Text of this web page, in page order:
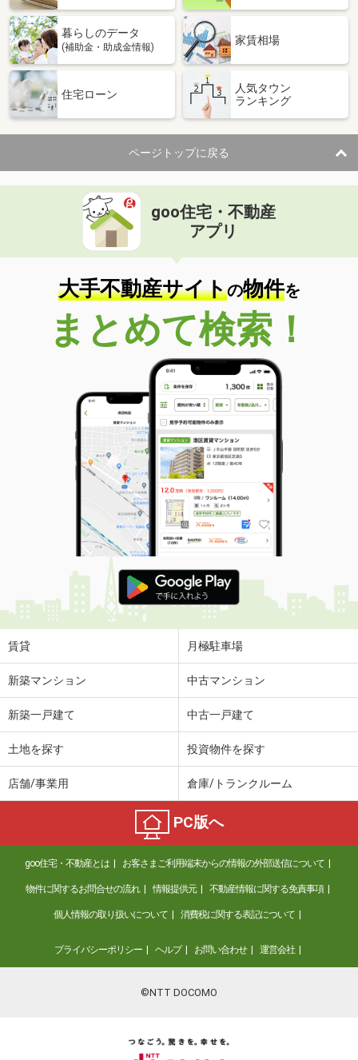
暮らしのデータ
(補助金・助成金情報)
家賃相場
住宅ローン
人気タウン
ランキング
ページトップに戻る
goo住宅・不動産
アプリ
大手不動産サイトの物件を
まとめて検索！
賃貸 月極駐車場
新築マンション 中古マンション
新築一戸建て 中古一戸建て
土地を探す 投資物件を探す
店舗/事業用 倉庫/トランクルーム
PC版へ
goo住宅・不動産とは お客さまご利用端末からの情報の外部送信について
物件に関するお問合せの流れ 情報提供元 不動産情報に関する免責事項
個人情報の取り扱いについて 消費税に関する表記について
プライバシーポリシー ヘルプ お問い合わせ 運営会社
©NTT DOCOMO